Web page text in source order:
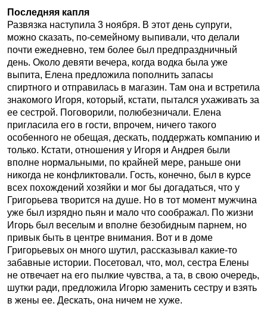
Последняя капля
Развязка наступила 3 ноября. В этот день супруги,
можно сказать, по-семейному выпивали, что делали
почти ежедневно, тем более был предпраздничный
день. Около девяти вечера, когда водка была уже
выпита, Елена предложила пополнить запасы
спиртного и отправилась в магазин. Там она и встретила
знакомого Игоря, который, кстати, пытался ухаживать за
ее сестрой. Поговорили, полюбезничали. Елена
пригласила его в гости, впрочем, ничего такого
особенного не обещая, дескать, поддержать компанию и
только. Кстати, отношения у Игоря и Андрея были
вполне нормальными, по крайней мере, раньше они
никогда не конфликтовали. Гость, конечно, был в курсе
всех похождений хозяйки и мог бы догадаться, что у
Григорьева творится на душе. Но в тот момент мужчина
уже был изрядно пьян и мало что соображал. По жизни
Игорь был веселым и вполне безобидным парнем, но
привык быть в центре внимания. Вот и в доме
Григорьевых он много шутил, рассказывал какие-то
забавные истории. Посетовал, что, мол, сестра Елены
не отвечает на его пылкие чувства, а та, в свою очередь,
шутки ради, предложила Игорю заменить сестру и взять
в жены ее. Дескать, она ничем не хуже.